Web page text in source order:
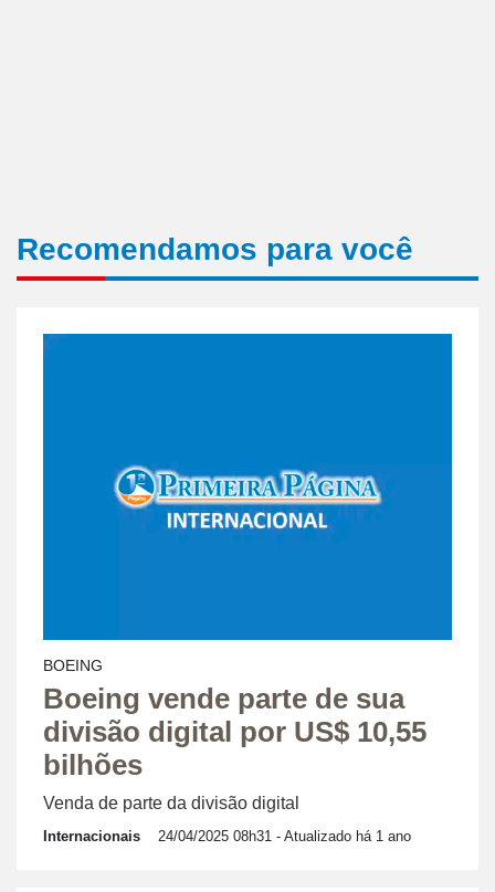
Recomendamos para você
BOEING
Boeing vende parte de sua
divisão digital por US$ 10,55
bilhões
Venda de parte da divisão digital
Internacionais 24/04/2025 08h31 - Atualizado há 1 ano